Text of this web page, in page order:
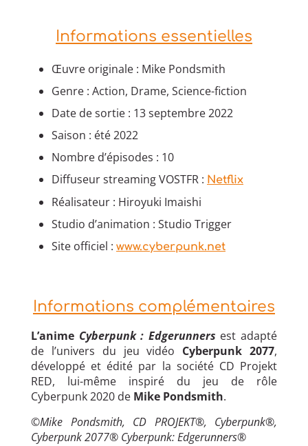
Informations essentielles
Œuvre originale : Mike Pondsmith
Genre : Action, Drame, Science-fiction
Date de sortie : 13 septembre 2022
Saison : été 2022
Nombre d’épisodes : 10
Diffuseur streaming VOSTFR : Netflix
Réalisateur : Hiroyuki Imaishi
Studio d’animation : Studio Trigger
Site officiel : www.cyberpunk.net
Informations complémentaires
L’anime Cyberpunk : Edgerunners est adapté
de l’univers du jeu vidéo Cyberpunk 2077,
développé et édité par la société CD Projekt
RED, lui-même inspiré du jeu de rôle
Cyberpunk 2020 de Mike Pondsmith.
©Mike Pondsmith, CD PROJEKT®, Cyberpunk®,
Cyberpunk 2077® Cyberpunk: Edgerunners®